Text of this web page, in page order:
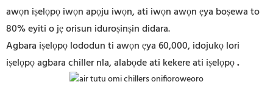
awọn iṣelọpọ iwọn apọju iwọn, ati iwọn awọn ẹya boṣewa to
80% eyiti o jẹ orisun iduroṣinṣin didara.
Agbara iṣelọpọ lododun ti awọn ẹya 60,000, idojukọ lori
iṣelọpọ agbara chiller nla, alabọde ati kekere ati iṣelọpọ.